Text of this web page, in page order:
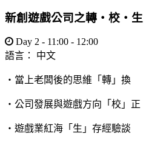
新創遊戲公司之轉・校・生
Day 2 - 11:00 - 12:00
語言： 中文
・當上老闆後的思維「轉」換
・公司發展與遊戲方向「校」正
・遊戲業紅海「生」存經驗談